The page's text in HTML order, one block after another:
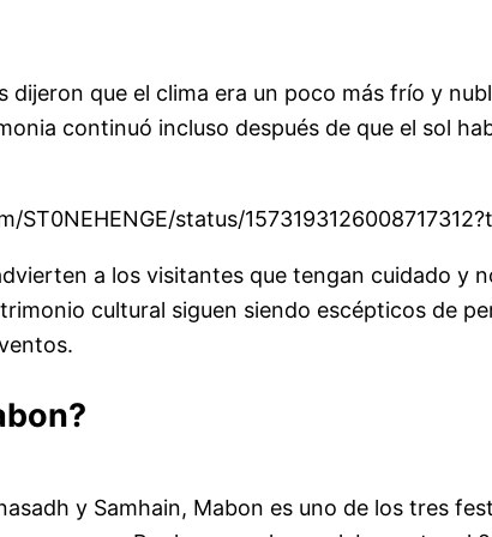
dijeron que el clima era un poco más frío y
continuó incluso después de que el sol
status/
a los visitantes que tengan cuidado y
cultural siguen siendo escépticos de
y Samhain, Mabon es uno de los tres